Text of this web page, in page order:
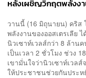
หลังเผชิญวิกฤตพลังง
วานนี้ (16 มิถุนายน) คริส
พลังงานของออสเตรเลีย
นิวเซาท์เวลส์กว่า 8 ล้าน
เป็นเวลา 2 ชั่วโมง ช่วง
เขามั่นใจว่านิวเซาท์เวล
ให้ประชาชนช่วยกันประห